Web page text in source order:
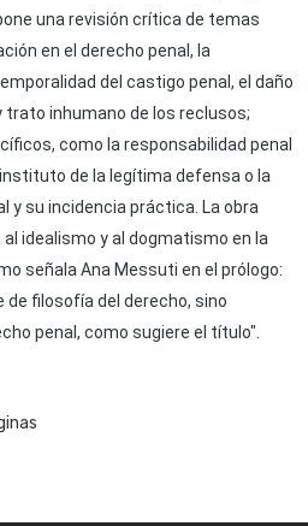
una revisión crítica de temas
en el derecho penal, la
del castigo penal, el daño
inhumano de los reclusos;
como la responsabilidad penal
de la legítima defensa o la
y su incidencia práctica. La obra
idealismo y al dogmatismo en la
señala Ana Messuti en el prólogo:
filosofía del derecho, sino
penal, como sugiere el título".